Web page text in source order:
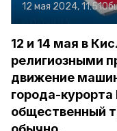
12 мая 2024, 11:51
12 и 14 мая в
религиозными
движение
города-курорта
общественный